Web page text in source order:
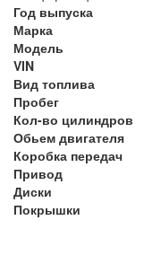
Год выпуска
Марка
Модель
VIN
Вид топлива
Пробег
Кол-во цилиндров
Обьем двигателя
Коробка передач
Привод
Диски
Покрышки